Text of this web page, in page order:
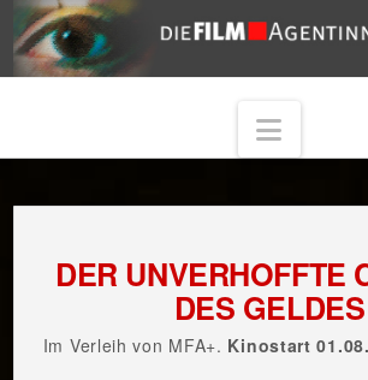
DER UNVERHOFFTE
DES GELDES
Im Verleih von MFA+. Kinostart